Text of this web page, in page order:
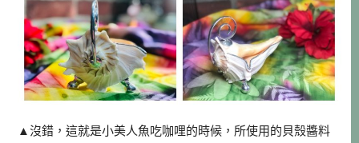
▲沒錯，這就是小美人魚吃咖哩的時候，所使用的貝殼醬料